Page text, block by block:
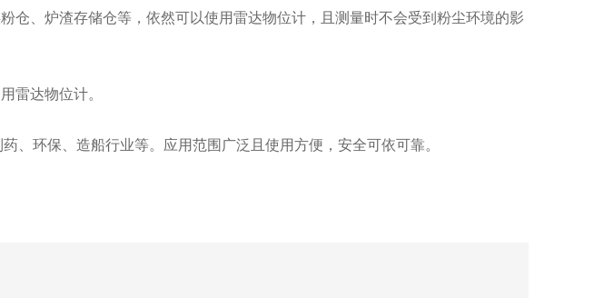
仓、炉渣存储仓等，依然可以使用雷达物位计，且测量时不会受到粉尘环境的影
雷达物位计。
、环保、造船行业等。应用范围广泛且使用方便，安全可依可靠。